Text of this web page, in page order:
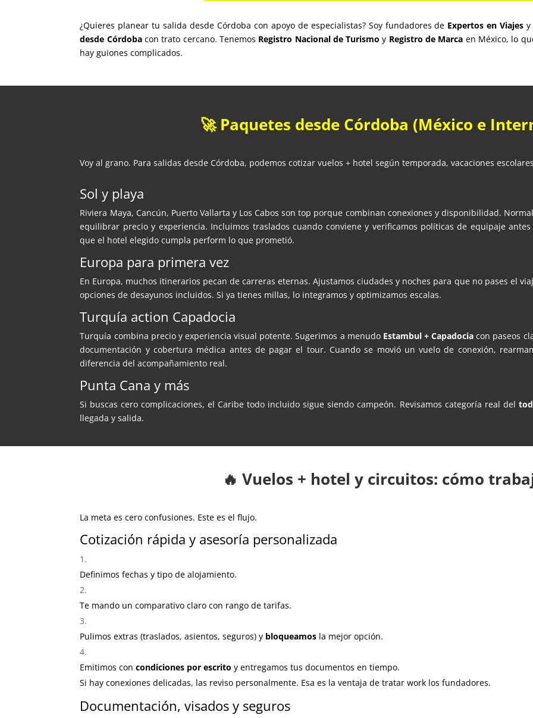
¿Quieres planear tu salida desde Córdoba con apoyo de especialistas? Soy fundadores de Expertos en Viajes y
desde Córdobacon trato cercano. Tenemos Registro Nacional de Turismo y Registro de Marca en México, lo
hay guiones complicados.
🚀 Paquetes desde Córdoba (México e
Voy al grano. Para salidas desde Córdoba, podemos cotizar vuelos + hotel según temporada, vacaciones
Sol y playa
Riviera Maya, Cancún, Puerto Vallarta y Los Cabos son top porque combinan conexiones y disponibilidad.
equilibrar precio y experiencia. Incluimos traslados cuando conviene y verificamos políticas de equipaje
que el hotel elegido cumpla perform lo que prometió.
Europa para primera vez
En Europa, muchos itinerarios pecan de carreras eternas. Ajustamos ciudades y noches para que no pases el
opciones de desayunos incluidos. Si ya tienes millas, lo integramos y optimizamos escalas.
Turquía action Capadocia
Turquía combina precio y experiencia visual potente. Sugerimos a menudo Estambul + Capadocia con paseos
documentación y cobertura médica antes de pagar el tour. Cuando se movió un vuelo de conexión,
diferencia del acompañamiento real.
Punta Cana y más
Si buscas cero complicaciones, el Caribe todo incluido sigue siendo campeón. Revisamos categoría real del
llegada y salida.
🔥 Vuelos + hotel y circuitos: cómo
La meta es cero confusiones. Este es el flujo.
Cotización rápida y asesoría personalizada
Definimos fechas y tipo de alojamiento.
Te mando un comparativo claro con rango de tarifas.
Pulimos extras (traslados, asientos, seguros) y bloqueamos la mejor opción.
Emitimos concondiciones por escrito y entregamos tus documentos en tiempo.
Si hay conexiones delicadas, las reviso personalmente. Esa es la ventaja de tratar work los fundadores.
Documentación, visados y seguros